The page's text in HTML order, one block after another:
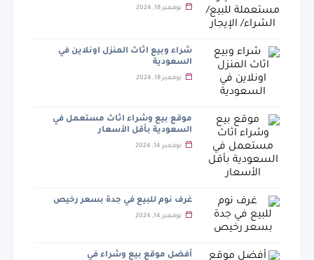
نوفمبر 18, 2024
شراء وبيع اثاث المنزل اونلاين في
السعودية
نوفمبر 18, 2024
موقع بيع وشراء اثاث مستعمل في
السعودية بأقل الأسعار
نوفمبر 14, 2024
غرف نوم للبيع في جدة بسعر رخيص
نوفمبر 14, 2024
أفضل موقع بيع وشراء في